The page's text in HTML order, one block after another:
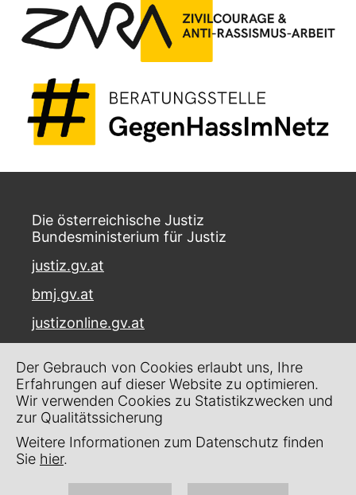
Die österreichische Justiz
Bundesministerium für Justiz
justiz.gv.at
bmj.gv.at
justizonline.gv.at
Museumstraße 7
1070 Wien
Kontakt
Impressum
Der Gebrauch von Cookies erlaubt uns, Ihre
Erfahrungen auf dieser Website zu optimieren.
Wir verwenden Cookies zu Statistikzwecken und
zur Qualitätssicherung
Weitere Informationen zum Datenschutz finden
Sie hier.